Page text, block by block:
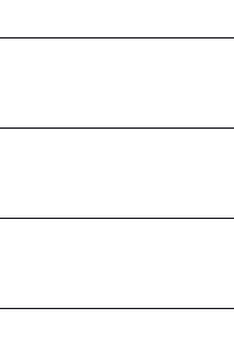
Port Region